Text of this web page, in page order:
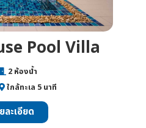
Pool Villa
2 ห้องน้ำ
ใกล้ทะเล 5 นาที
ละเอียด